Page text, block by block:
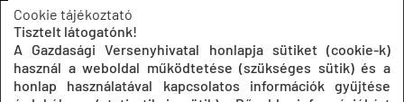
Oldaltérkép
Cookie tájékoztató
Tisztelt látogatónk!
A Gazdasági Versenyhivatal honlapja sütiket (cookie-k)
használ a weboldal működtetése (szükséges sütik) és a
honlap használatával kapcsolatos információk gyűjtése